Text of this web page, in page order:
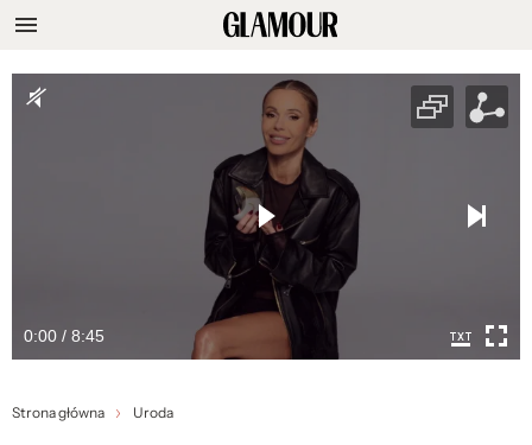
0:00 / 8:45
Strona główna Uroda